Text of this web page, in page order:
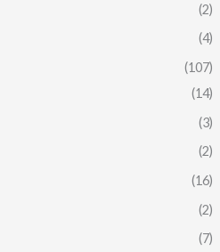
(2)
(4)
(107)
(14)
(3)
(2)
(16)
(2)
(7)